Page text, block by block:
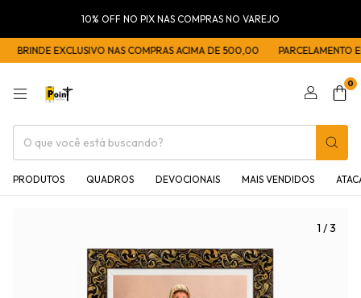
10% OFF NO PIX NAS COMPRAS NO VAREJO
BRINDE EXCLUSIVO NAS COMPRAS ACIMA DE 500,00 PARCELAMENTO
0
PRODUTOS QUADROS DEVOCIONAIS MAIS VENDIDOS
1 /3